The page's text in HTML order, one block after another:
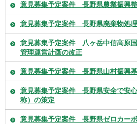
意見募集予定案件 長野県農業振興整
意見募集予定案件 長野県廃棄物処理
意見募集予定案件 八ヶ岳中信高原国
管理運営計画の改正
意見募集予定案件 長野県山村振興基
意見募集予定案件 長野県安全で安
称）の策定
意見募集予定案件 長野県ゼロカー